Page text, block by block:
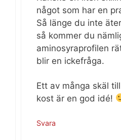
något som har en
Så länge du inte
så kommer du
aminosyraprofilen
blir en ickefråga.
Ett av många skäl
kost är en god idé!
Svara